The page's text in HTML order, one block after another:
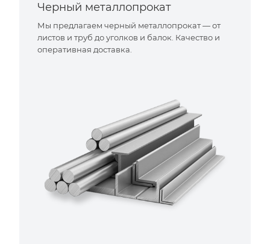
Черный металлопрокат
Мы предлагаем черный металлопрокат — от
листов и труб до уголков и балок. Качество и
оперативная доставка.